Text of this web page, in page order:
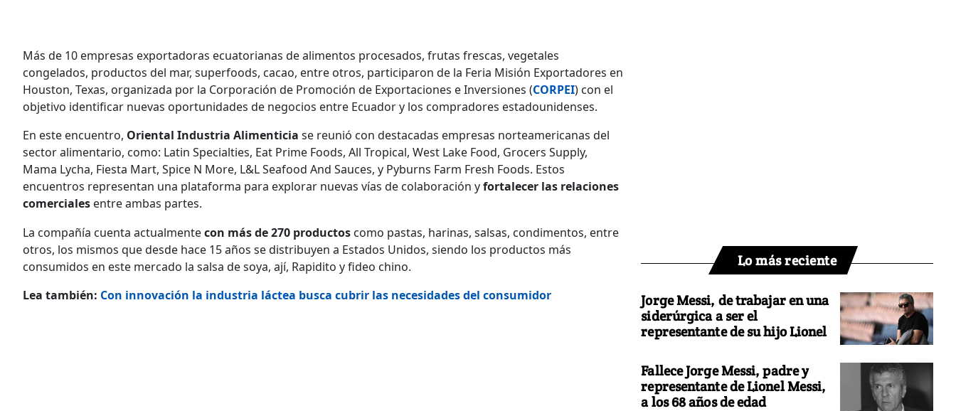
Más de 10 empresas exportadoras ecuatorianas de alimentos procesados, frutas frescas, vegetales
congelados, productos del mar, superfoods, cacao, entre otros, participaron de la Feria Misión Exportadores en
Houston, Texas, organizada por la Corporación de Promoción de Exportaciones e Inversiones (CORPEI) con el
objetivo identificar nuevas oportunidades de negocios entre Ecuador y los compradores estadounidenses.
En este encuentro, Oriental Industria Alimenticia se reunió con destacadas empresas norteamericanas del
sector alimentario, como: Latin Specialties, Eat Prime Foods, All Tropical, West Lake Food, Grocers Supply,
Mama Lycha, Fiesta Mart, Spice N More, L&L Seafood And Sauces, y Pyburns Farm Fresh Foods. Estos
encuentros representan una plataforma para explorar nuevas vías de colaboración yfortalecer las relaciones
comerciales entre ambas partes.
La compañía cuenta actualmentecon más de 270 productos como pastas, harinas, salsas, condimentos, entre
otros, los mismos que desde hace 15 años se distribuyen a Estados Unidos, siendo los productos más
consumidos en este mercado la salsa de soya, ají, Rapidito y fideo chino.
Lea también: Con innovación la industria láctea busca cubrir las necesidades del consumidor
Lo más reciente
Jorge Messi, de trabajar en una
siderúrgica a ser el
representante de su hijo Lionel
Fallece Jorge Messi, padre y
representante de Lionel Messi,
a los 68 años de edad